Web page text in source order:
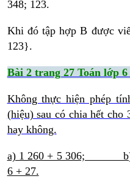
348; 123.
Khi đó tập hợp B được
123}.
Bài 2 trang 27 Toán lớp 6
Không thực hiện phép
(hiệu) sau có chia hết cho
hay không.
a) 1 260 + 5 306;
6 + 27.